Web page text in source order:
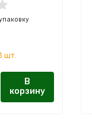
ПРЯЖА
шт.
В
корзину